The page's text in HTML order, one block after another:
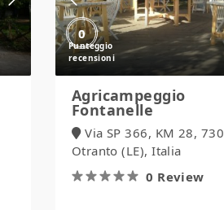
0
Agricampeggio
Fontanelle
Via SP 366, KM 28,
Otranto (LE), Italia
0 Review